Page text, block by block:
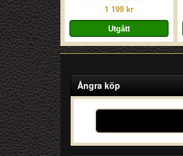
1 199 kr
Ångra köp